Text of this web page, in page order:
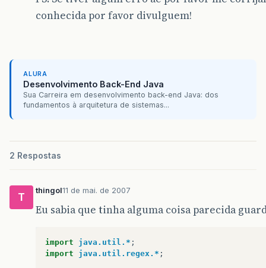
conhecida por favor divulguem!
ALURA
Desenvolvimento Back-End Java
Sua Carreira em desenvolvimento back-end Java: dos
fundamentos à arquitetura de sistemas...
2 Respostas
T
thingol11 de mai. de 2007
Eu sabia que tinha alguma coisa parecida
import java.util.* ;
import
java.util.regex.* ;